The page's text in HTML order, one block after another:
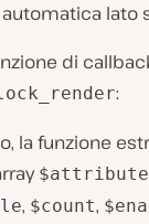
lato
di
:
la funzione
, $count,